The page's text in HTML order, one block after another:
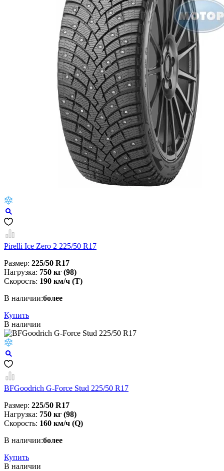
Pirelli Ice Zero 2 225/50 R17
Размер: 225/50 R17
Нагрузка: 750 кг (98)
Скорость: 190 км/ч (T)
В наличии:более
Купить
В наличии
BFGoodrich G-Force Stud 225/50 R17
Размер: 225/50 R17
Нагрузка: 750 кг (98)
Скорость: 160 км/ч (Q)
В наличии:более
Купить
В наличии